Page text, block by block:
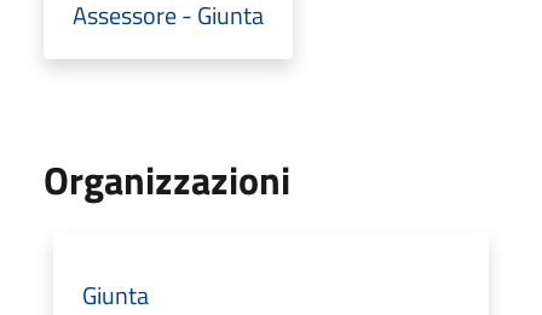
Assessore - Giunta
Organizzazioni
Giunta